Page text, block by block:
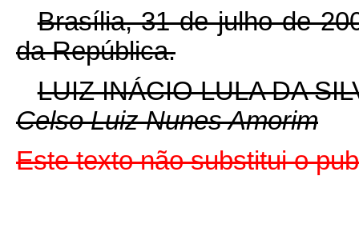
Brasília, 31 de julho de
da República.
LUIZ INÁCIO LULA DA
Celso Luiz Nunes Amorim
Este texto não substitui o